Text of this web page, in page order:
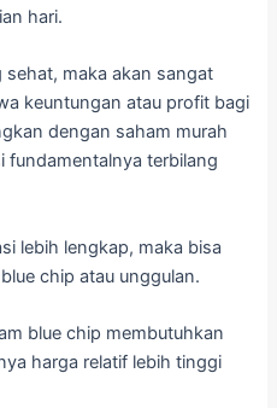
hari.
sehat, maka akan sangat
keuntungan atau profit bagi
dengan saham murah
fundamentalnya terbilang
lebih lengkap, maka bisa
chip atau unggulan.
blue chip membutuhkan
harga relatif lebih tinggi